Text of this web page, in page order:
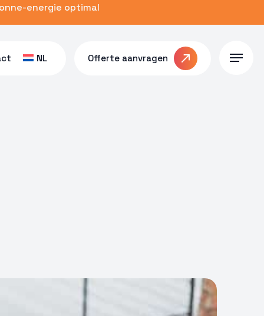
energie optimal
NL Offerte aanvragen Menu